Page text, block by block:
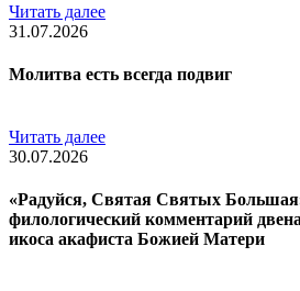
Читать далее
31.07.2026
Молитва есть всегда подвиг
Читать далее
30.07.2026
«Радуйся, Святая Святых
филологический комментарий
икоса акафиста Божией Матери